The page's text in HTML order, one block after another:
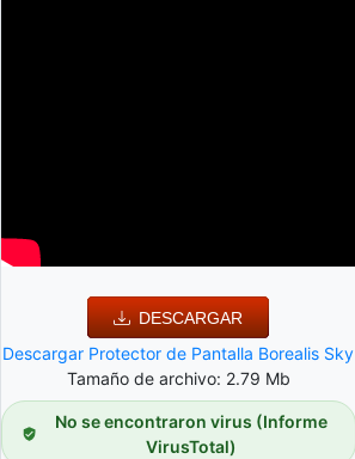
DESCARGAR
Descargar Protector de Pantalla Borealis Sky
Tamaño de archivo: 2.79 Mb
No se encontraron virus (Informe
VirusTotal)